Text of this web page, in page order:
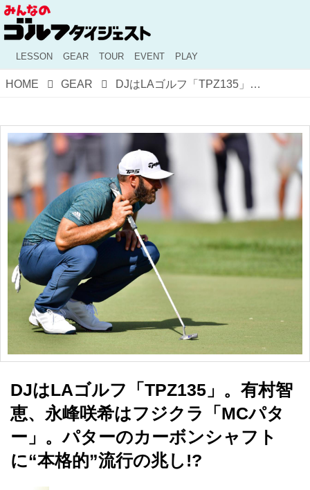
LESSON GEAR TOUR EVENT PLAY
HOME GEAR DJはLAゴルフ「TPZ135」。有村智恵、永峰咲希はフジクラ「MCパター」。パターのカーボンシャフトに“本格的”流行の兆し!?
DJはLAゴルフ「TPZ135」。有村智
恵、永峰咲希はフジクラ「MCパタ
ー」。パターのカーボンシャフト
に“本格的”流行の兆し!?